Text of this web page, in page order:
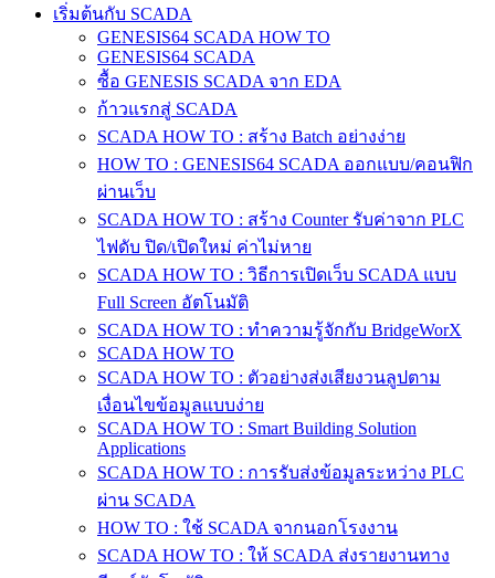
เริ่มต้นกับ SCADA
GENESIS64 SCADA HOW TO
GENESIS64 SCADA
ซื้อ GENESIS SCADA จาก EDA
ก้าวแรกสู่ SCADA
SCADA HOW TO : สร้าง Batch อย่างง่าย
HOW TO : GENESIS64 SCADA ออกแบบ/คอนฟิก
ผ่านเว็บ
SCADA HOW TO : สร้าง Counter รับค่าจาก PLC
ไฟดับ ปิด/เปิดใหม่ ค่าไม่หาย
SCADA HOW TO : วิธีการเปิดเว็บ SCADA แบบ
Full Screen อัตโนมัติ
SCADA HOW TO : ทำความรู้จักกับ BridgeWorX
SCADA HOW TO
SCADA HOW TO : ตัวอย่างส่งเสียงวนลูปตาม
เงื่อนไขข้อมูลแบบง่าย
SCADA HOW TO : Smart Building Solution
Applications
SCADA HOW TO : การรับส่งข้อมูลระหว่าง PLC
ผ่าน SCADA
HOW TO : ใช้ SCADA จากนอกโรงงาน
SCADA HOW TO : ให้ SCADA ส่งรายงานทาง